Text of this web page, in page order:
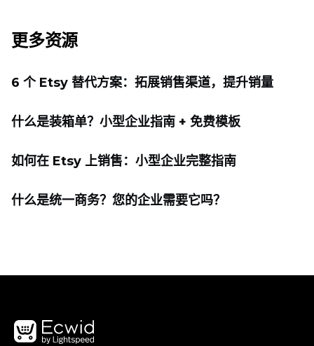
更多资源
6 个 Etsy 替代方案：拓展销售渠道，提升销量
什么是装箱单？小型企业指南 + 免费模板
如何在 Etsy 上销售：小型企业完整指南
什么是统一商务？您的企业需要它吗？